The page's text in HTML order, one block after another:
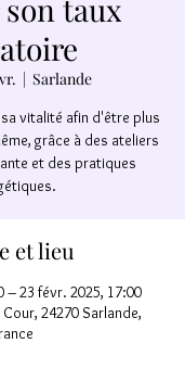
taux
  |
Sarlande
vitalité afin d'être plus
grâce à des ateliers
et des pratiques
et lieu
– 23 févr. 2025, 17:00
24270 Sarlande,